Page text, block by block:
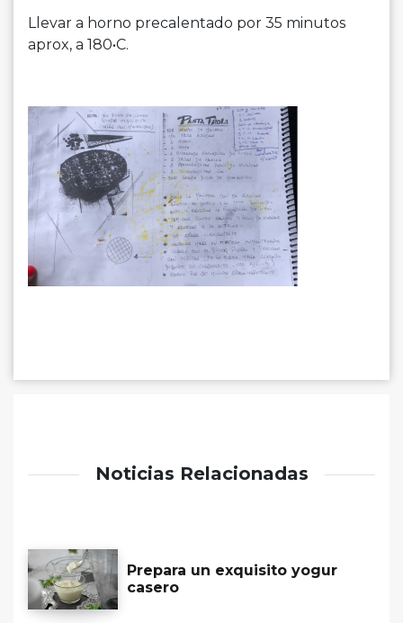
Llevar a horno precalentado por 35 minutos
aprox, a 180•C.
Noticias Relacionadas
Prepara un exquisito yogur
casero